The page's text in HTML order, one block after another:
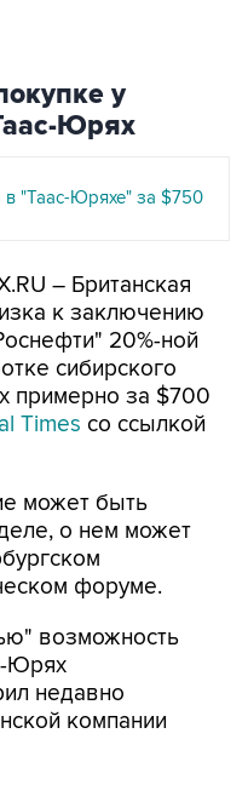
у
Юрях
"Таас-Юряхе" за $750
– Британская
к заключению
20%-ной
сибирского
примерно за $700
Times со ссылкой
может быть
о нем может
форуме.
возможность
Юрях
недавно
компании